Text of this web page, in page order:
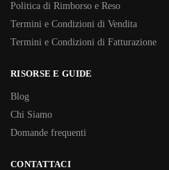
Politica di Rimborso e Reso
Termini e Condizioni di Vendita
Termini e Condizioni di Fatturazione
RISORSE E GUIDE
Blog
Chi Siamo
Domande frequenti
CONTATTACI